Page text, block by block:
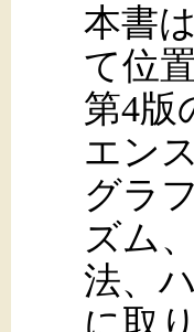
本書
て位
第4版
エン
グラ
ズム
法、
に取